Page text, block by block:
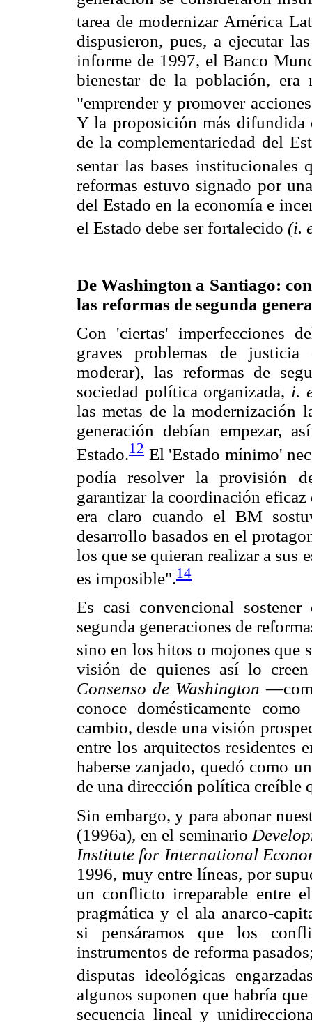
tarea de modernizar América
dispusieron, pues, a ejecutar
informe de 1997, el Banco
bienestar de la población, era
"emprender y promover
Y la proposición más difundida
de la complementariedad del
sentar las bases institucionales
reformas estuvo signado por
del Estado en la economía e
el Estado debe ser fortalecido (i.
De Washington a Santiago:
las reformas de segunda
Con 'ciertas' imperfecciones
graves problemas de
moderar), las reformas de
sociedad política organizada, i.
las metas de la modernización
generación debían empezar,
Estado.12 El 'Estado mínimo'
podía resolver la provisión
garantizar la coordinación
era claro cuando el BM
desarrollo basados en el
los que se quieran realizar a sus
es imposible".14
Es casi convencional
segunda generaciones de
sino en los hitos o mojones que
visión de quienes así lo
Consenso de Washington
conoce domésticamente
cambio, desde una visión
entre los arquitectos residentes
haberse zanjado, quedó como
de una dirección política creíble
Sin embargo, y para abonar
(1996a), en el seminario
Institute for International
1996, muy entre líneas, por
un conflicto irreparable entre
pragmática y el ala anarco-
si pensáramos que los
instrumentos de reforma
disputas ideológicas
algunos suponen que habría
secuencia lineal y